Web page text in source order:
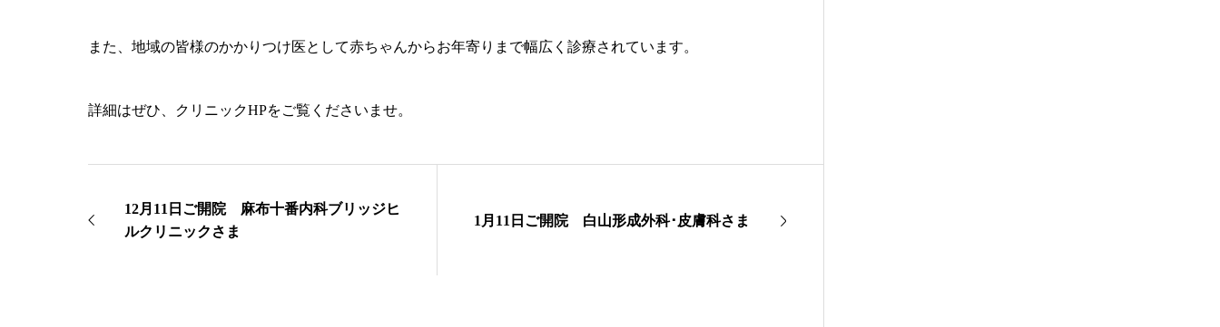
また、地域の皆様のかかりつけ医として赤ちゃんからお年寄りまで幅広く診療されています。
詳細はぜひ、クリニックHPをご覧くださいませ。
12月11日ご開院 麻布十番内科ブリッジヒ
ルクリニックさま
1月11日ご開院 白山形成外科･皮膚科さま